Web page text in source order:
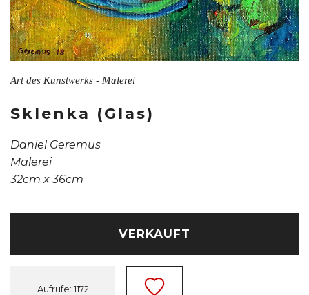
Art des Kunstwerks - Malerei
Sklenka (Glas)
Daniel Geremus
Malerei
32cm x 36cm
VERKAUFT
Aufrufe: 1172